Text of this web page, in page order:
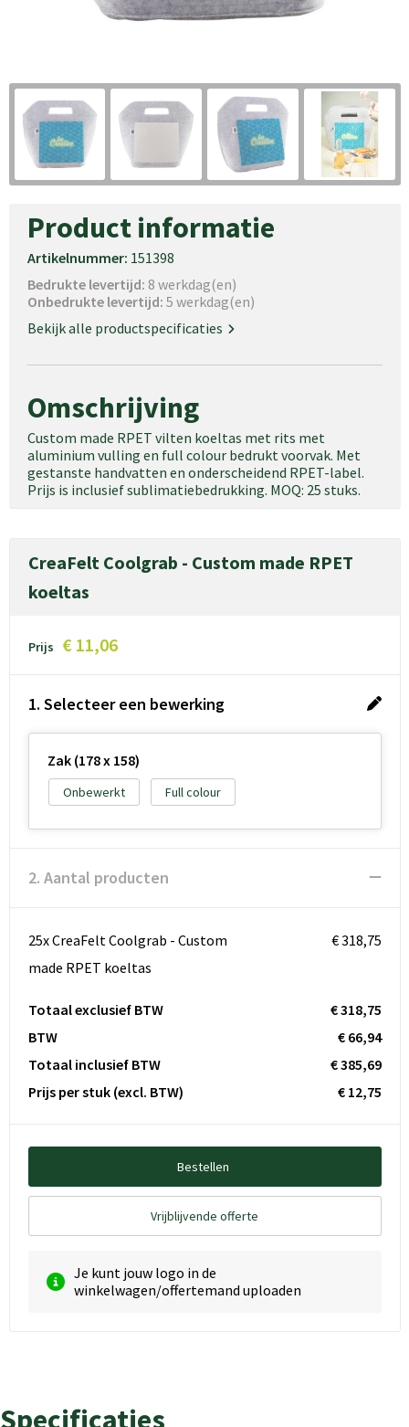
Product informatie
Artikelnummer: 151398
Bedrukte levertijd: 8 werkdag(en)
Onbedrukte levertijd: 5 werkdag(en)
Bekijk alle productspecificaties
Omschrijving
Custom made RPET vilten koeltas met rits met
aluminium vulling en full colour bedrukt voorvak. Met
gestanste handvatten en onderscheidend RPET-label.
Prijs is inclusief sublimatiebedrukking. MOQ: 25 stuks.
CreaFelt Coolgrab - Custom made RPET
koeltas
Prijs € 11,06
1. Selecteer een bewerking
Zak (178 x 158)
Onbewerkt Full colour
2. Aantal producten
25x CreaFelt Coolgrab - Custom
made RPET koeltas
€ 318,75
Totaal exclusief BTW
€ 318,75
BTW
€ 66,94
Totaal inclusief BTW
€ 385,69
Prijs per stuk (excl. BTW) € 12,75
Bestellen
Vrijblijvende offerte
Je kunt jouw logo in de
winkelwagen/offertemand uploaden
Specificaties